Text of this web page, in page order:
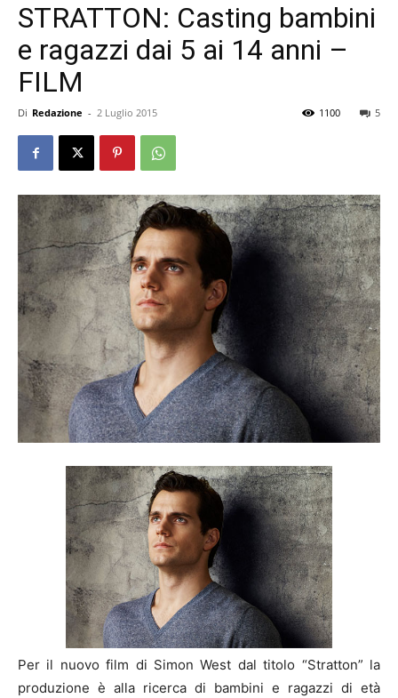
STRATTON: Casting bambini
e ragazzi dai 5 ai 14 anni –
FILM
Di Redazione - 2 Luglio 2015 5
1100
Per il nuovo film di Simon West dal titolo “Stratton” la
produzione è alla ricerca di bambini e ragazzi di età